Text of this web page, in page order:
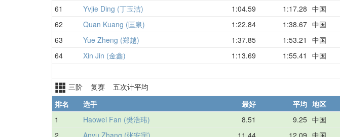
61 Yvjie Ding (丁玉洁) 1:04.59 1:17.28 中国
62 Quan Kuang (匡泉) 1:22.84 1:38.67 中国
63 Yue Zheng (郑越) 1:37.85 1:53.21 中国
64 Xin Jin (金鑫) 1:13.69 1:55.41 中国
三阶 复赛 五次计平均
排名
选手 最好 平均 地区
1
Haowei Fan (樊浩玮) 8.51 9.25 中国
2 Anyu Zhang (张安宇) 11.44 12.09 中国